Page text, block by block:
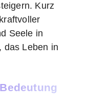
Kurz
Seele in
das Leben in